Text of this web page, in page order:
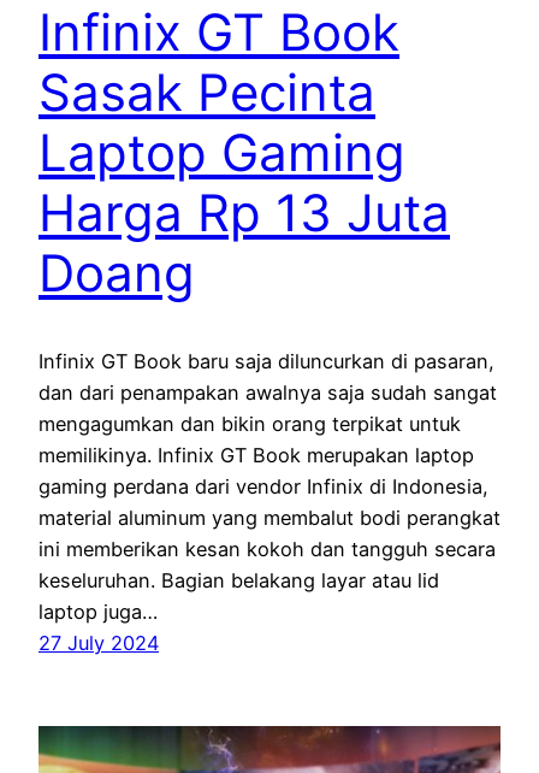
Infinix GT Book
Sasak Pecinta
Laptop Gaming
Harga Rp 13 Juta
Doang
Infinix GT Book baru saja diluncurkan di pasaran,
dan dari penampakan awalnya saja sudah sangat
mengagumkan dan bikin orang terpikat untuk
memilikinya. Infinix GT Book merupakan laptop
gaming perdana dari vendor Infinix di Indonesia,
material aluminum yang membalut bodi perangkat
ini memberikan kesan kokoh dan tangguh secara
keseluruhan. Bagian belakang layar atau lid
laptop juga…
27 July 2024